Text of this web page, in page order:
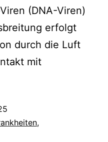
(DNA-Viren)
erfolgt
durch die Luft
mit
,